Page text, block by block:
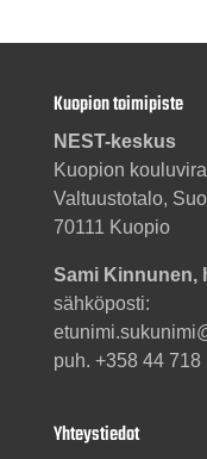
Kuopion toimipiste
NEST-keskus
Kuopion
Valtuustotalo,
70111 Kuopio
Sami Kinnunen,
sähköposti:
puh. +358 44 718
Yhteystiedot